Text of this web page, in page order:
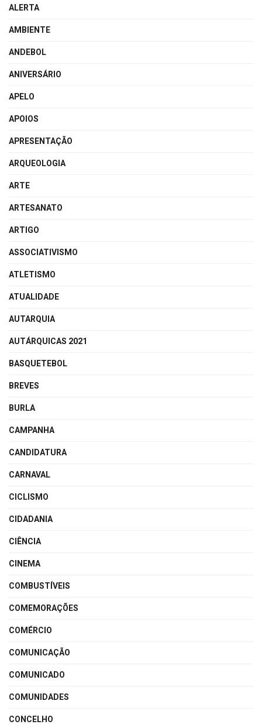
ALERTA
AMBIENTE
ANDEBOL
ANIVERSÁRIO
APELO
APOIOS
APRESENTAÇÃO
ARQUEOLOGIA
ARTE
ARTESANATO
ARTIGO
ASSOCIATIVISMO
ATLETISMO
ATUALIDADE
AUTARQUIA
AUTÁRQUICAS 2021
BASQUETEBOL
BREVES
BURLA
CAMPANHA
CANDIDATURA
CARNAVAL
CICLISMO
CIDADANIA
CIÊNCIA
CINEMA
COMBUSTÍVEIS
COMEMORAÇÕES
COMÉRCIO
COMUNICAÇÃO
COMUNICADO
COMUNIDADES
CONCELHO